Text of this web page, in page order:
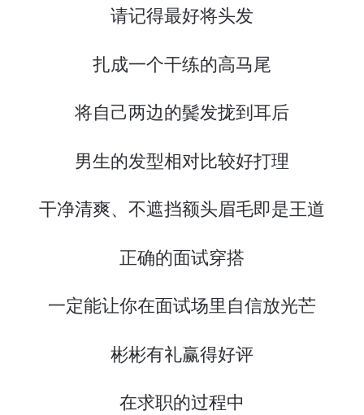
请记得最好将头发
扎成一个干练的高马尾
将自己两边的鬓发拢到耳后
男生的发型相对比较好打理
干净清爽、不遮挡额头眉毛即是王道
正确的面试穿搭
一定能让你在面试场里自信放光芒
彬彬有礼赢得好评
在求职的过程中